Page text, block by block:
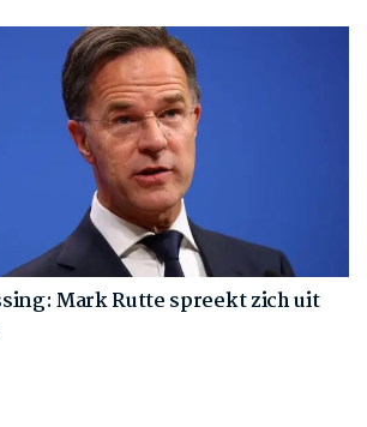
Mark Rutte spreekt zich uit